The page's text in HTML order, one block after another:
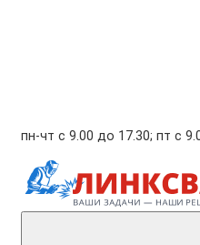
пн-чт с 9.00 до 17.30; пт с